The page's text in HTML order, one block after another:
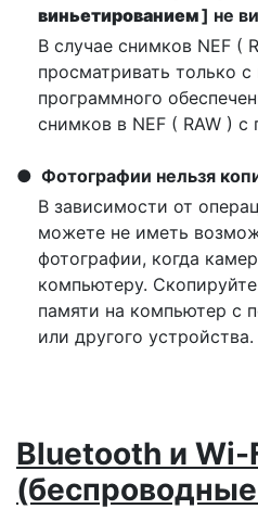
виньетированием] не
В случае снимков NEF (
просматривать только
программного
снимков в NEF ( RAW )
Фотографии нельзя
В зависимости от
можете не иметь
фотографии, когда
компьютеру.
памяти на компьютер с
или другого устройства.
Bluetooth и Wi-